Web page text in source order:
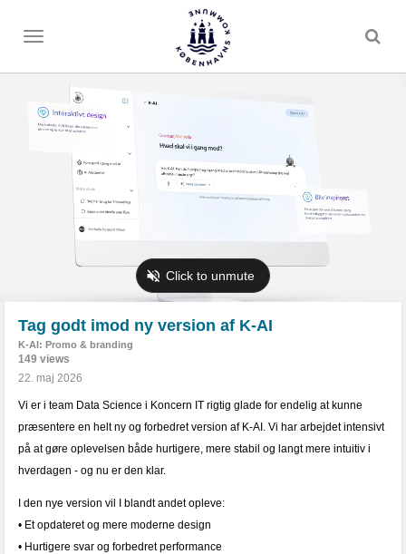
Toggle
Tag godt imod ny version af K-AI
K-AI: Promo & branding
149 views
22. maj 2026
Vi er i team Data Science i Koncern IT rigtig glade for endelig at kunne
præsentere en helt ny og forbedret version af K-AI. Vi har arbejdet intensivt
på at gøre oplevelsen både hurtigere, mere stabil og langt mere intuitiv i
hverdagen - og nu er den klar.
I den nye version vil I blandt andet opleve:
• Et opdateret og mere moderne design
• Hurtigere svar og forbedret performance